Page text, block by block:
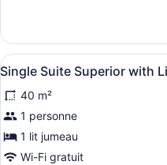
Plus
Suite
Superior
Plus
Afficher
toutes
les
photos
pour
ce
5
Single Suite Superior with
40 m²
1 personne
1 lit jumeau
Wi-Fi gratuit